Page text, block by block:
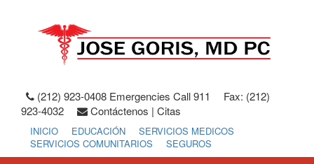
(212) 923-0408 Emergencies Call 911
Fax: (212)
923-4032
Contáctenos | Citas
INICIO EDUCACIÓN
SERVICIOS MEDICOS
SERVICIOS COMUNITARIOS
SEGUROS